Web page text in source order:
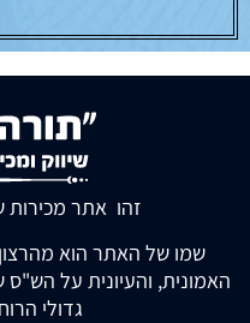
זהו אתר
שמו של האתר הוא
האמונית, והעיונית על
גדולי